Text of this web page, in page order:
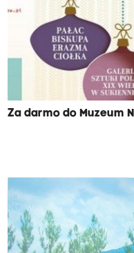
Za darmo do Muzeum